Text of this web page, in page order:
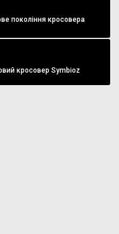
покоління кросовера
кросовер Symbioz